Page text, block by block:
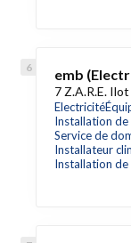
emb
7 Z.A.R.E.
Electricité
Installation de
Service de
Installateur
Installation de